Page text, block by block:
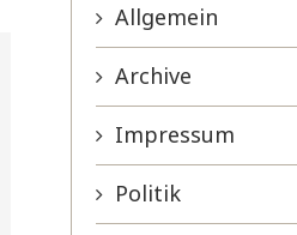
Allgemein
Archive
Impressum
Politik